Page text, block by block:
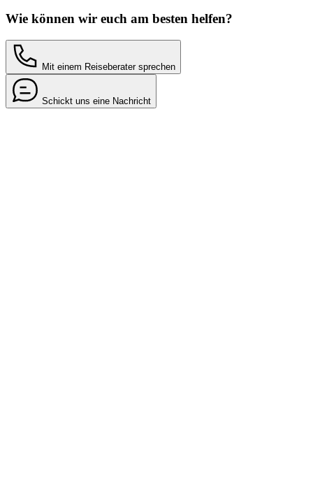
Wie können wir euch am besten helfen?
Mit einem Reiseberater sprechen
Schickt uns eine Nachricht